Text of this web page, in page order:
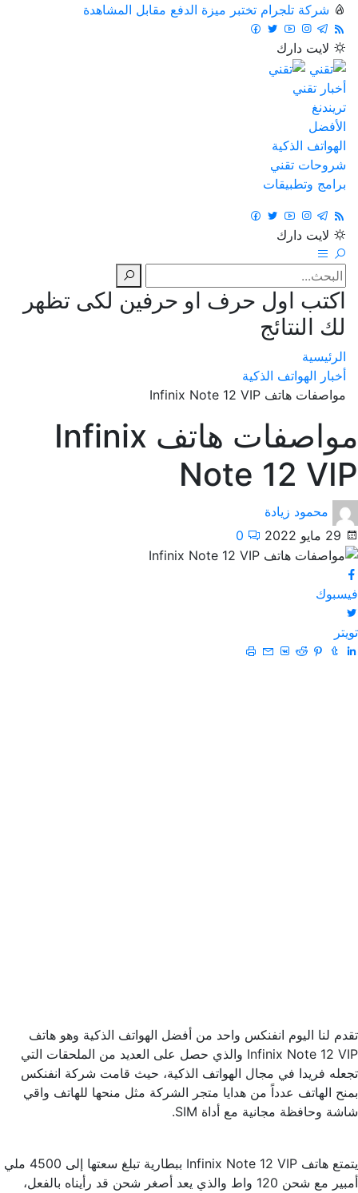
شركة تلجرام تختبر ميزة الدفع مقابل المشاهدة
لايت دارك
أخبار تقني
تريندنغ
الأفضل
الهواتف الذكية
شروحات تقني
برامج وتطبيقات
لايت دارك
اكتب اول حرف او حرفين لكى تظهر
لك النتائج
الرئيسية
أخبار الهواتف الذكية
مواصفات هاتف Infinix Note 12 VIP
مواصفات هاتف Infinix
Note 12 VIP
محمود زيادة
29 مايو 2022
0
فيسبوك
تويتر
تقدم لنا اليوم انفنكس واحد من أفضل الهواتف الذكية وهو هاتف
Infinix Note 12 VIP والذي حصل على العديد من الملحقات التي
تجعله فريدا في مجال الهواتف الذكية، حيث قامت شركة انفنكس
بمنح الهاتف عدداً من هدايا متجر الشركة مثل منحها للهاتف واقي
شاشة وحافظة مجانية مع أداة SIM.
يتمتع هاتف Infinix Note 12 VIP ببطارية تبلغ سعتها إلى 4500 ملي
أمبير مع شحن 120 واط والذي يعد أصغر شحن قد رأيناه بالفعل،